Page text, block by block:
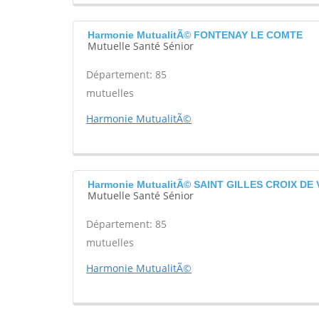
Harmonie MutualitÃ© FONTENAY LE COMTE
Mutuelle Santé Sénior
Département: 85
mutuelles
Harmonie MutualitÃ©
Harmonie MutualitÃ© SAINT GILLES CROIX DE
Mutuelle Santé Sénior
Département: 85
mutuelles
Harmonie MutualitÃ©